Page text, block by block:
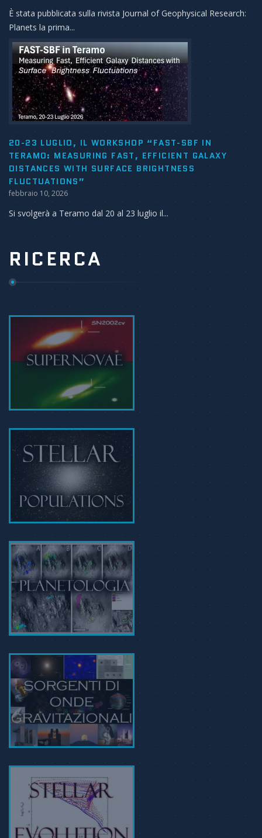
È stata pubblicata sulla rivista Journal of Geophysical Research:
Planets la prima...
20-23 LUGLIO, IL WORKSHOP “FAST-SBF IN
TERAMO: MEASURING FAST, EFFICIENT GALAXY
DISTANCES WITH SURFACE BRIGHTNESS
FLUCTUATIONS”
febbraio 10, 2026
Si svolgerà a Teramo dal 20 al 23 luglio il...
RICERCA